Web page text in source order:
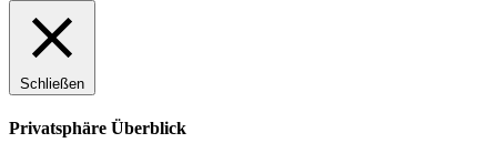
Schließen
Privatsphäre Überblick